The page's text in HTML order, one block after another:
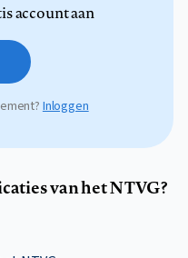
account aan
Inloggen
van het NTVG?